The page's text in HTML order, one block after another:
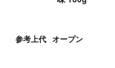
参考上代 オープン